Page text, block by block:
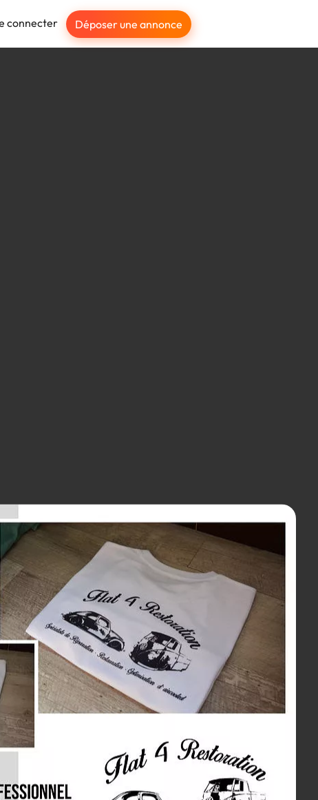
connecter Déposer une annonce